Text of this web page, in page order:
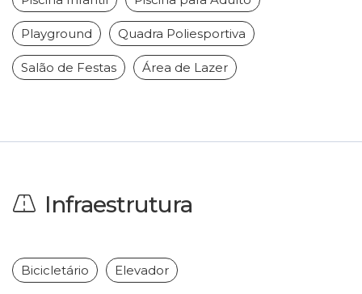
Playground Quadra Poliesportiva
Salão de Festas Área de Lazer
Infraestrutura
Bicicletário Elevador